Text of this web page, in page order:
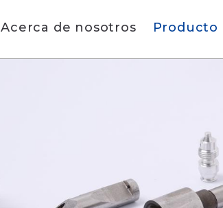
Acerca de nosotros Producto